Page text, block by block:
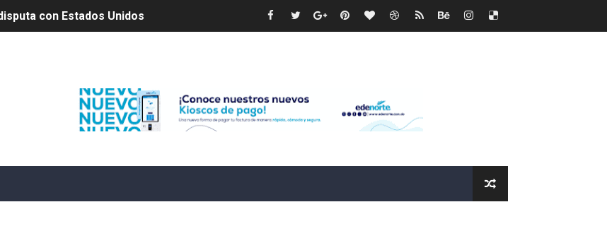
con Estados Unidos
de 2026
deja dos personas muertas y otra herida